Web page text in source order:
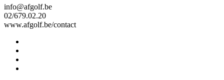
info@afgolf.be
02/679.02.20
www.afgolf.be/contact